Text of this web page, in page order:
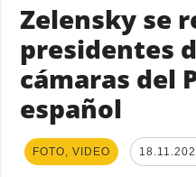
Zelensky se
presidentes
cámaras del
español
FOTO, VIDEO